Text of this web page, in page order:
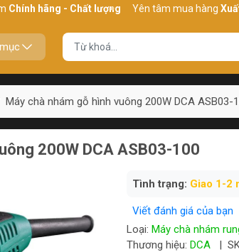
hãng - Chất lượng Yên tâm mua hàngXuất VAT
Máy chà nhám gỗ hình vuông 200W DCA ASB03-
200W DCA ASB03-100
Tình trạng: Giao 1-2
Viết đánh giá của bạn
Loại: Máy chà nhám
Thương hiệu: DCA |